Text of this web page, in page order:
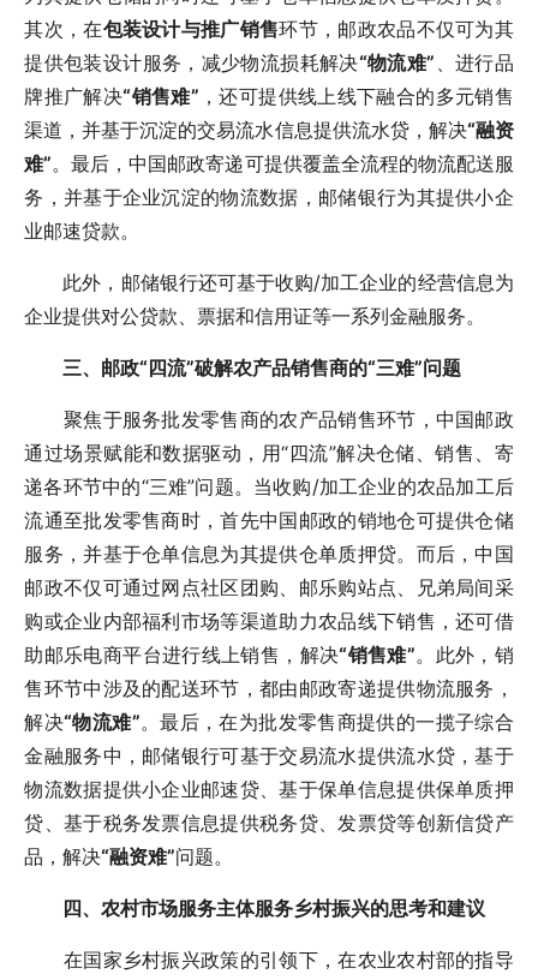
其次，在包装设计与推广销售环节，邮政农品不仅可为其
提供包装设计服务，减少物流损耗解决“物流难” 、进行品
牌推广解决“销售难” ，还可提供线上线下融合的多元销售
渠道，并基于沉淀的交易流水信息提供流水贷，解决“融资
难”。最后，中国邮政寄递可提供覆盖全流程的物流配送服
务，并基于企业沉淀的物流数据，邮储银行为其提供小企
业邮速贷款。
此外，邮储银行还可基于收购/加工企业的经营信息为
企业提供对公贷款、票据和信用证等一系列金融服务。
三、邮政“四流”破解农产品销售商的“三难”问题
聚焦于服务批发零售商的农产品销售环节，中国邮政
通过场景赋能和数据驱动，用“四流”解决仓储、销售、寄
递各环节中的“三难”问题。当收购/加工企业的农品加工后
流通至批发零售商时，首先中国邮政的销地仓可提供仓储
服务，并基于仓单信息为其提供仓单质押贷。而后，中国
邮政不仅可通过网点社区团购、邮乐购站点、兄弟局间采
购或企业内部福利市场等渠道助力农品线下销售，还可借
助邮乐电商平台进行线上销售，解决“销售难”。此外，销
售环节中涉及的配送环节，都由邮政寄递提供物流服务，
解决“物流难”。最后，在为批发零售商提供的一揽子综合
金融服务中，邮储银行可基于交易流水提供流水贷，基于
物流数据提供小企业邮速贷、基于保单信息提供保单质押
贷、基于税务发票信息提供税务贷、发票贷等创新信贷产
品，解决“融资难”问题。
四、农村市场服务主体服务乡村振兴的思考和建议
在国家乡村振兴政策的引领下，在农业农村部的指导